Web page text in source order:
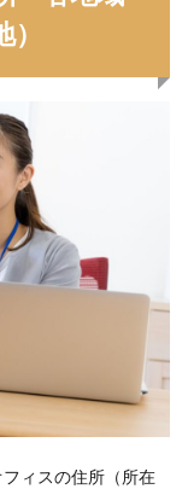
ィスの住所（所在